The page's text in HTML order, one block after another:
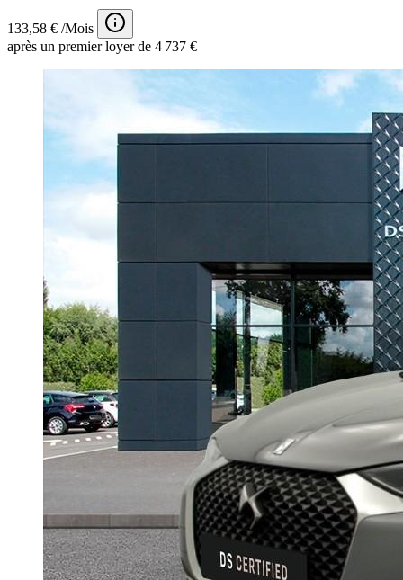
133,58 € /Mois
après un premier loyer de 4 737 €